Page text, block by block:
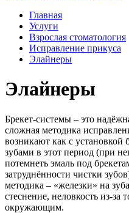
Главная
Услуги
Взрослая стоматология
Исправление прикуса
Элайнеры
Элайнеры
Брекет-системы – это
сложная методика
возникают как с установкой
зубами в этот период (при
потемнеть эмаль под
затруднённости чистки
методика – «железки» на
стеснение, неловкость из-за
окружающим.